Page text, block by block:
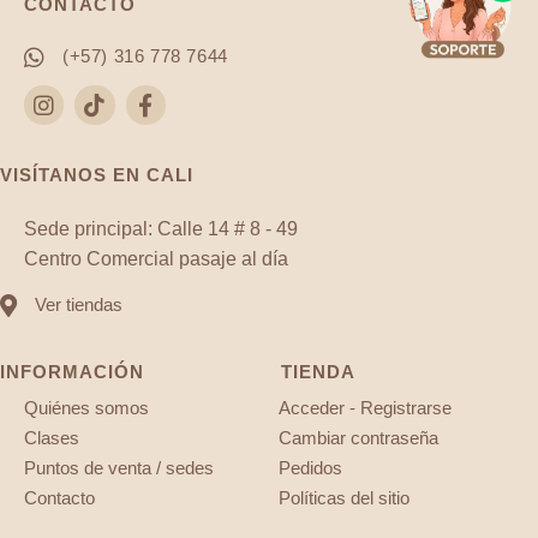
(+57) 316 778 7644
VISÍTANOS EN CALI
Sede principal: Calle 14 # 8 - 49
Centro Comercial pasaje al día
Ver tiendas
INFORMACIÓN
Quiénes somos
Clases
Puntos de venta / sedes
Contacto
TIENDA
Acceder - Registrarse
Cambiar contraseña
Pedidos
Políticas del sitio